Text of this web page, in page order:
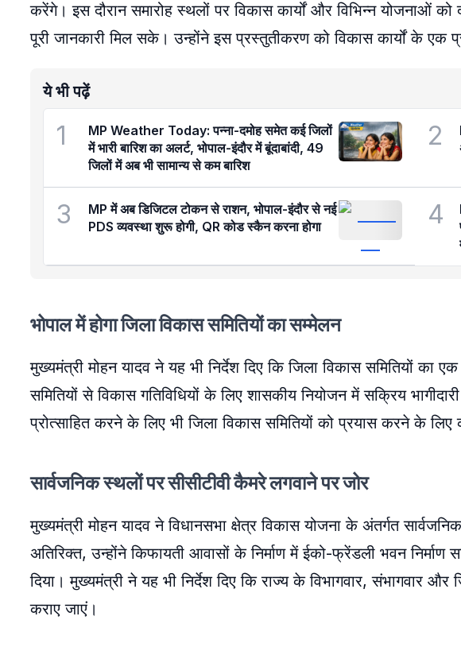
करेंगे। इस दौरान समारोह स्थलों पर विकास कार्यों और विभिन्न योजनाओं को
पूरी जानकारी मिल सके। उन्होंने इस प्रस्तुतीकरण को विकास कार्यों के
ये भी पढ़ें
1
MP Weather Today: पन्ना-दमोह समेत कई जिलों
में भारी बारिश का अलर्ट, भोपाल-इंदौर में बूंदाबांदी, 49
जिलों में अब भी सामान्य से कम बारिश
2
3
MP में अब डिजिटल टोकन से राशन, भोपाल-इंदौर से नई
PDS व्यवस्था शुरू होगी, QR कोड स्कैन करना होगा
4
भोपाल में होगा जिला विकास समितियों का सम्मेलन
मुख्यमंत्री मोहन यादव ने यह भी निर्देश दिए कि जिला विकास समितियों का
समितियों से विकास गतिविधियों के लिए शासकीय नियोजन में सक्रिय
प्रोत्साहित करने के लिए भी जिला विकास समितियों को प्रयास करने के लिए
सार्वजनिक स्थलों पर सीसीटीवी कैमरे लगवाने पर जोर
मुख्यमंत्री मोहन यादव ने विधानसभा क्षेत्र विकास योजना के अंतर्गत
अतिरिक्त, उन्होंने किफायती आवासों के निर्माण में ईको-फ्रेंडली भवन
दिया। मुख्यमंत्री ने यह भी निर्देश दिए कि राज्य के विभागवार, संभागवार
कराए जाएं।